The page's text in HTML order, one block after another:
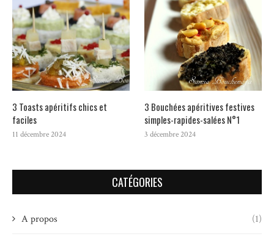
3 Toasts apéritifs chics et
faciles
11 décembre 2024
3 Bouchées apéritives festives
simples-rapides-salées N°1
3 décembre 2024
CATÉGORIES
A propos (1)